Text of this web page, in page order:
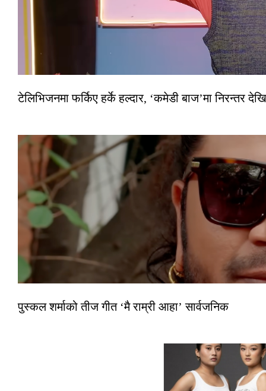
टेलिभिजनमा फर्किए हर्के हल्दार, ‘कमेडी बाज’मा निरन्तर
पुस्कल शर्माको तीज गीत ‘मै राम्री आहा’ सार्वजनिक